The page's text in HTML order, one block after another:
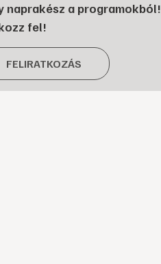
naprakész a programokból!
fel!
FELIRATKOZÁS